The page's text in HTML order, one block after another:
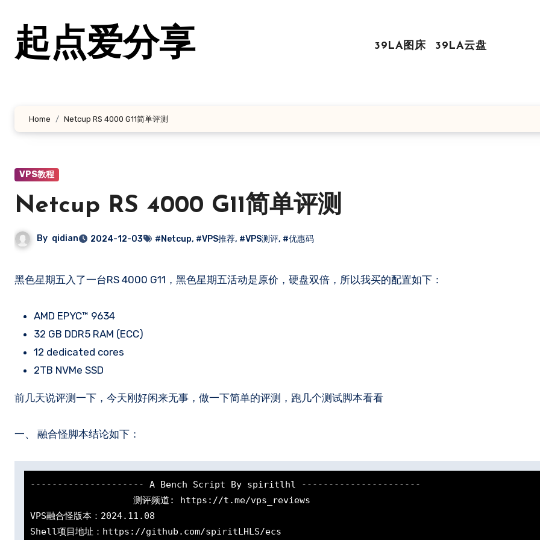
起点爱分享 39LA图床 39LA云盘
Home Netcup RS 4000 G11简单评测
VPS教程
Netcup RS 4000 G11简单评测
By qidian 2024-12-03 #Netcup, #VPS推荐, #VPS测评, #优惠码
黑色星期五入了一台RS 4000 G11，黑色星期五活动是原价，硬盘双倍，所以我买的配置如下：
AMD EPYC™ 9634
32 GB DDR5 RAM (ECC)
12 dedicated cores
2TB NVMe SSD
前几天说评测一下，今天刚好闲来无事，做一下简单的评测，跑几个测试脚本看看
一、 融合怪脚本结论如下：
--------------------- A Bench Script By spiritlhl ----------------------
VPS融合怪版本：2024.11.08
Shell项目地址：https://github.com/spiritLHLS/ecs